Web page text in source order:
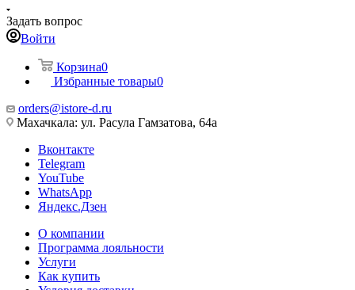
Задать вопрос
Войти
Корзина0
Избранные товары0
orders@istore-d.ru
Махачкала: ул. Расула Гамзатова, 64а
Вконтакте
Telegram
YouTube
WhatsApp
Яндекс.Дзен
О компании
Программа лояльности
Услуги
Как купить